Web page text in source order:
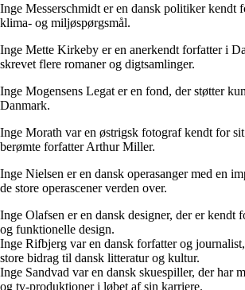
Inge Messerschmidt er en dansk politiker kendt
klima- og miljøspørgsmål.
Inge Mette Kirkeby er en anerkendt forfatter i
skrevet flere romaner og digtsamlinger.
Inge Mogensens Legat er en fond, der støtter
Danmark.
Inge Morath var en østrigsk fotograf kendt for sit
berømte forfatter Arthur Miller.
Inge Nielsen er en dansk operasanger med en
de store operascener verden over.
Inge Olafsen er en dansk designer, der er kendt
og funktionelle design.
Inge Rifbjerg var en dansk forfatter og
store bidrag til dansk litteratur og kultur.
Inge Sandvad var en dansk skuespiller, der har
og tv-produktioner i løbet af sin karriere.